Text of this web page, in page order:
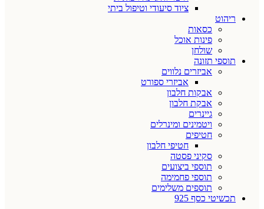
ציוד סיעודי וטיפול ביתי
ריהוט
כסאות
פינות אוכל
שולחן
תוספי תזונה
אביזרים נלווים
אביזרי ספורט
אבקות חלבון
אבקת חלבון
גיינרים
ויטמינים ומינרלים
חטיפים
חטיפי חלבון
סקיני פסטה
תוספי ביצועים
תוספי פחמימה
תוספים משלימים
תכשיטי כסף 925